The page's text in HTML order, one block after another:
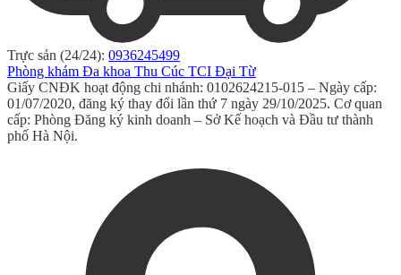
Trực sản (24/24): 0936245499
Phòng khám Đa khoa Thu Cúc TCI Đại Từ
Giấy CNĐK hoạt động chi nhánh: 0102624215-015 – Ngày cấp:
01/07/2020, đăng ký thay đổi lần thứ 7 ngày 29/10/2025. Cơ quan
cấp: Phòng Đăng ký kinh doanh – Sở Kế hoạch và Đầu tư thành
phố Hà Nội.